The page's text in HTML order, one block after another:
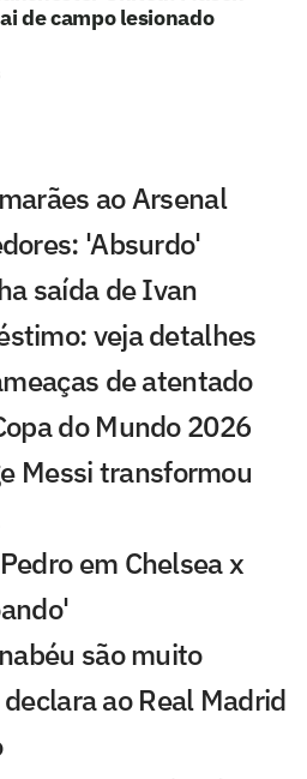
de campo lesionado
ao Arsenal
'Absurdo'
saída de Ivan
veja detalhes
de atentado
do Mundo 2026
Messi transformou
em Chelsea x
são muito
ao Real Madrid